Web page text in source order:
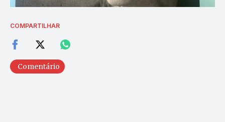
COMPARTILHAR
Comentário